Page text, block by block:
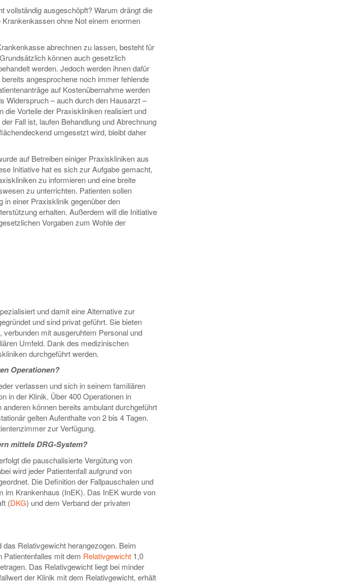
vollständig ausgeschöpft? Warum drängt die
ohne Not einem enormen
abrechnen zu lassen, besteht für
können auch gesetzlich
werden. Jedoch werden ihnen dafür
angesprochene noch immer fehlende
auf Kostenübernahme werden
Widerspruch – auch durch den Hausarzt –
Vorteile der Praxiskliniken realisiert und
Fall ist, laufen Behandlung und Abrechnung
umgesetzt wird, bleibt daher
auf Betreiben einiger Praxiskliniken aus
Initiative hat es sich zur Aufgabe gemacht,
zu informieren und eine breite
zu unterrichten. Patienten sollen
in einer Praxisklinik gegenüber den
erhalten. Außerdem will die Initiative
Vorgaben zum Wohle der
und damit eine Alternative zur
und sind privat geführt. Sie bieten
mit ausgeruhtem Personal und
Umfeld. Dank des medizinischen
durchgeführt werden.
Operationen?
verlassen und sich in seinem familiären
in der Klinik. Über 400 Operationen in
können bereits ambulant durchgeführt
gelten Aufenthalte von 2 bis 4 Tagen.
zur Verfügung.
mittels DRG-System?
die pauschalisierte Vergütung von
wird jeder Patientenfall aufgrund von
Die Definition der Fallpauschalen und
im Krankenhaus (InEK). Das InEK wurde von
(DKG) und dem Verband der privaten
Relativgewicht herangezogen. Beim
mit dem Relativgewicht 1,0
Das Relativgewicht liegt bei minder
der Klinik mit dem Relativgewicht, erhält